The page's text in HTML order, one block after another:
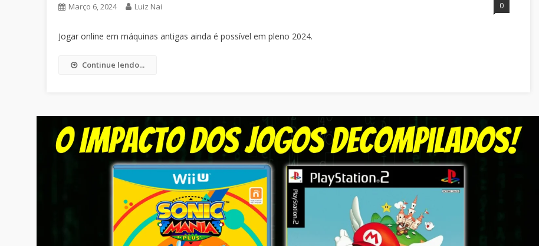
Março 6, 2024 Luiz Nai 0
Jogar online em máquinas antigas ainda é possível em pleno 2024.
Continue lendo...